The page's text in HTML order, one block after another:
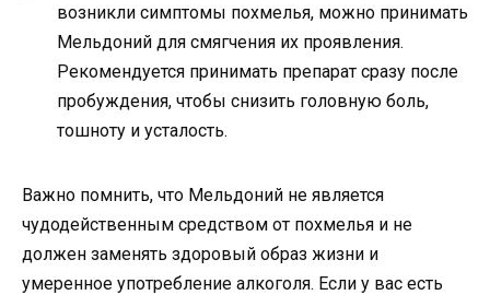
возникли симптомы похмелья, можно принимать
Мельдоний для смягчения их проявления.
Рекомендуется принимать препарат сразу после
пробуждения, чтобы снизить головную боль,
тошноту и усталость.
Важно помнить, что Мельдоний не является
чудодейственным средством от похмелья и не
должен заменять здоровый образ жизни и
умеренное употребление алкоголя. Если у вас есть